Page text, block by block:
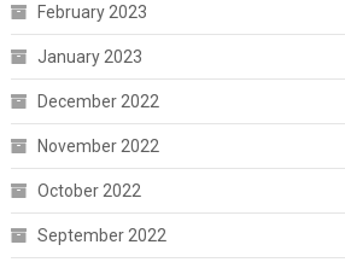
February 2023
January 2023
December 2022
November 2022
October 2022
September 2022